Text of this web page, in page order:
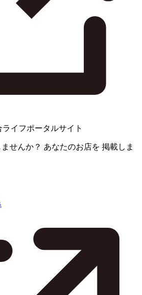
ライフポータルサイト
せんか？ あなたのお店を 掲載しま